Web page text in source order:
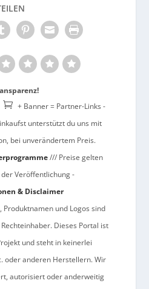
 + Banner = Partner-Links -
unterstützt du uns mit
bei unverändertem Preis.
/// Preise gelten
Veröffentlichung -
& Disclaimer
und Logos sind
Dieses Portal ist
und steht in keinerlei
oder anderen Herstellern. Wir
autorisiert oder anderweitig